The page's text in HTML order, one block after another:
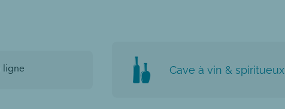
ligne Cave à vin & spiritueux